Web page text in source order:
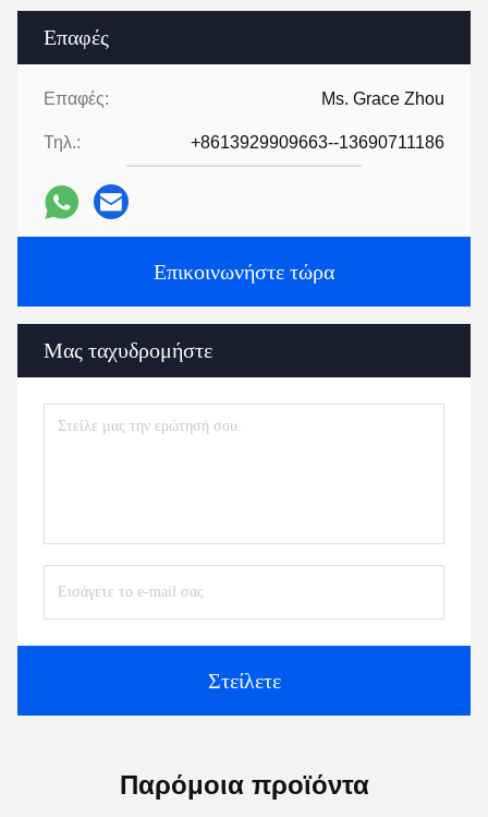
Επαφές
Επαφές: Ms. Grace Zhou
Τηλ.: +8613929909663--13690711186
Επικοινωνήστε τώρα
Μας ταχυδρομήστε
Στείλετε
Παρόμοια προϊόντα